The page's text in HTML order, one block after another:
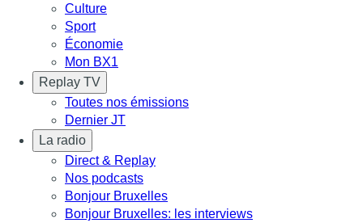
Culture
Sport
Économie
Mon BX1
Replay TV
Toutes nos émissions
Dernier JT
La radio
Direct & Replay
Nos podcasts
Bonjour Bruxelles
Bonjour Bruxelles: les interviews